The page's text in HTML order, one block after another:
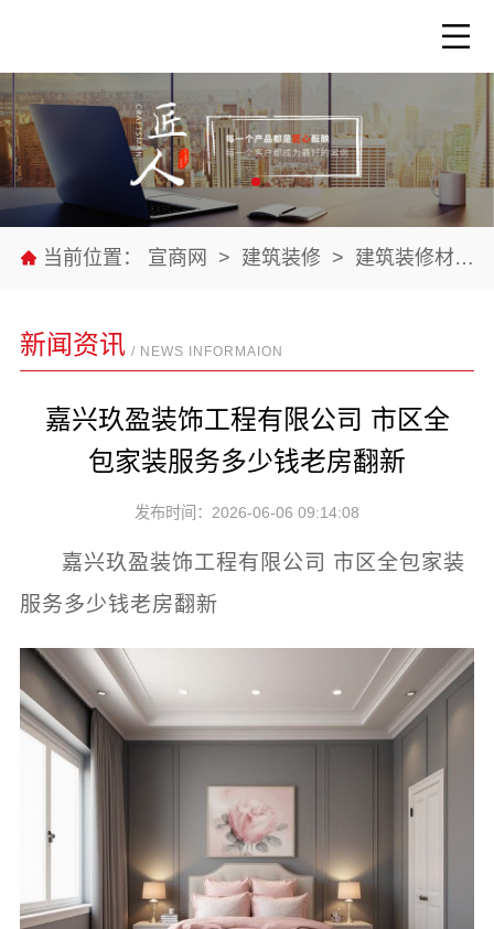
当前位置： 宣商网 > 建筑装修 > 建筑装修材料
新闻资讯 / NEWS INFORMAION
嘉兴玖盈装饰工程有限公司 市区全
包家装服务多少钱老房翻新
发布时间：2026-06-06 09:14:08
嘉兴玖盈装饰工程有限公司 市区全包家装
服务多少钱老房翻新